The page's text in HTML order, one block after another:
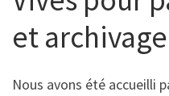
et
Nous avons été accueilli